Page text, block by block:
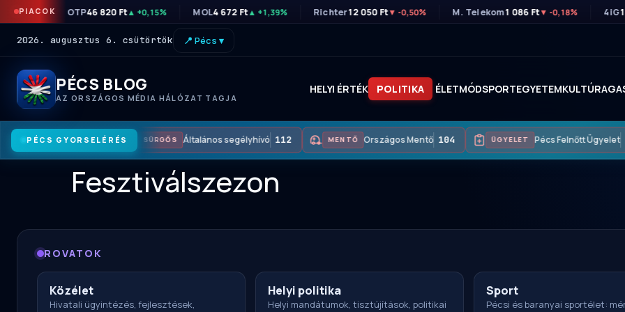
PIACOK OTP46 820 Ft▲ +0,15% MOL4 672 Ft▲ +1,39% Richter12 050 Ft▼ -0,50% M. Telekom1 086 Ft▼ -0,18% 4iG
2026. augusztus 6. csütörtök 📍 Pécs ▾
PÉCS BLOG
AZ ORSZÁGOS MÉDIA HÁLÓZAT TAGJA
HELYI ÉRTÉK POLITIKA ÉLETMÓDSPORTEGYETEMKULTÚRA
PÉCS GYORSELÉRÉS SÜRGŐS Általános segélyhívó 112 MENTŐ Országos Mentő 104 ÜGYELET Pécs Felnőtt Ügyelet
Fesztiválszezon
ROVATOK
Közélet
Hivatali ügyintézés, fejlesztések,
Helyi politika
Helyi mandátumok, tisztújítások, politikai
Sport
Pécsi és baranyai sportélet: